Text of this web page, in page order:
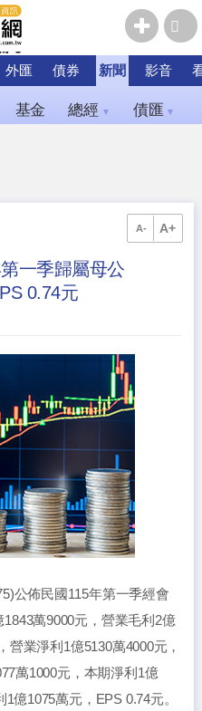
外匯 債券 新聞 影音
基金 總經 ▼ 債匯 ▼
A- A+
一季歸屬母公
0.74元
公佈民國115年第一季經會
萬9000元，營業毛利2億
營業淨利1億5130萬4000元，
萬1000元，本期淨利1億
億1075萬元，EPS 0.74元。